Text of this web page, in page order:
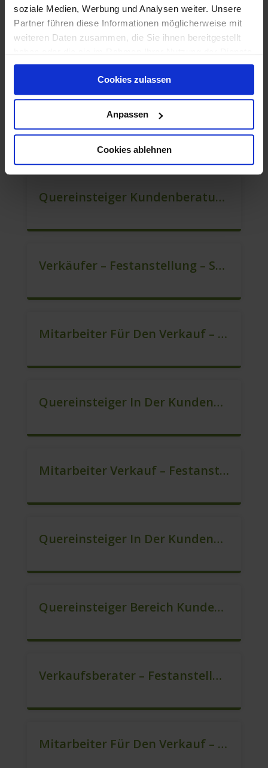
soziale Medien, Werbung und Analysen weiter. Unsere
Partner führen diese Informationen möglicherweise mit
weiteren Daten zusammen, die Sie ihnen bereitgestellt
gesammelt haben.
Cookies zulassen
Anpassen
Cookies ablehnen
Mitarbeiter Für Den Verkauf / Vertrieb (m/w/d)
Berater Für Den Kundenservice (m/w/d)
Quereinsteiger Kundenberatung In Vollzeit (m/w/d)
Verkäufer – Festanstellung – Sofort Starten (m/w/d)
Mitarbeiter Für Den Verkauf – Quereinstieg Möglich (m/w/d)
Quereinsteiger In Der Kundenberatung (m/w/d)
Mitarbeiter Verkauf – Festanstellung (m/w/d)
Quereinsteiger In Der Kundenberatung (m/w/d)
Quereinsteiger Bereich Kundenberatung (m/w/d)
Verkaufsberater – Festanstellung (m/w/d)
Mitarbeiter Für Den Verkauf – Quereinstieg Möglich (m/w/d)